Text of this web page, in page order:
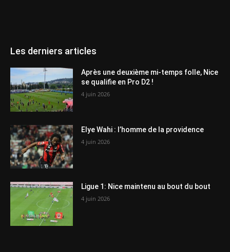
Les derniers articles
Après une deuxième mi-temps folle, Nice
se qualifie en Pro D2 !
4 juin 2026
Elye Wahi : l’homme de la providence
4 juin 2026
Ligue 1: Nice maintenu au bout du bout
4 juin 2026